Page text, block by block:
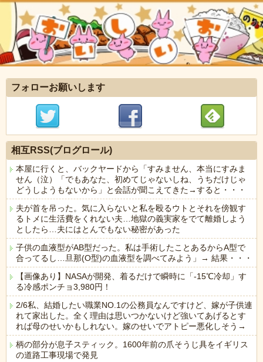
フォローお願いします
相互RSS(ブログロール)
本屋に行くと、バックヤードから「すみません、本当にすみま
せん（泣）「でもあなた、初めてじゃないしね、うちだけじゃ
どうしようもないから」と会話が聞こえてきた→すると・・・
夫が首を吊った。気に入らないと私を殴るウトとそれを傍観す
るトメに生活費をくれない夫…地獄の義実家をでて離婚しよう
としたら…夫にはとんでもない秘密があった
子供の血液型がAB型だった。私は手術したことあるからA型で
合ってるし…旦那(O型)の血液型を調べてみよう」→ 結果・・・
【画像あり】NASAが開発、着るだけで瞬時に「-15℃冷却」す
る冷感ポンチョ3,980円！
2/6私、結婚したい職業NO.1の公務員なんですけど、嫁が子供連
れて家出した。全く理由は思いつかないけど強いてあげるとす
れば母のせいかもしれない。嫁のせいでアトピー悪化しそう→
柄の部分が息子スティック。1600年前の爪そうじ具をイギリス
の道路工事現場で発見